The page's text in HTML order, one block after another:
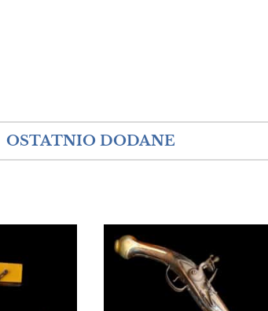
OSTATNIO DODANE